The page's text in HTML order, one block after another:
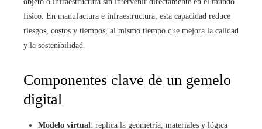
físico. En manufactura e infraestructura, esta capacidad reduce
riesgos, costos y tiempos, al mismo tiempo que mejora la calidad
y la sostenibilidad.
Componentes clave de un gemelo
digital
Modelo virtual: replica la geometría, materiales y lógica